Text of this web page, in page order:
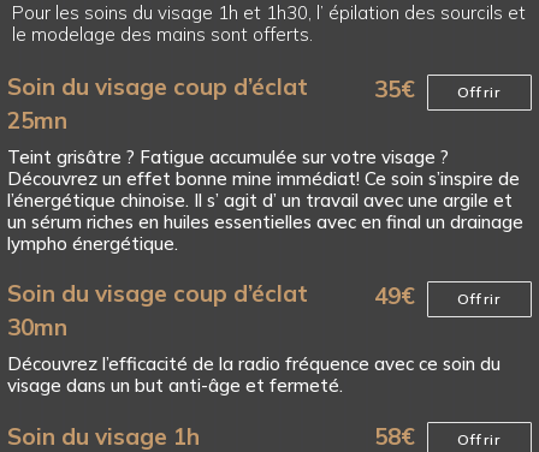
Pour les soins du visage 1h et 1h30, l’ épilation des sourcils et
le modelage des mains sont offerts.
Soin du visage coup d’éclat
25mn
35€ Offrir
Teint grisâtre ? Fatigue accumulée sur votre visage ?
Découvrez un effet bonne mine immédiat! Ce soin s’inspire de
l’énergétique chinoise. Il s’ agit d’ un travail avec une argile et
un sérum riches en huiles essentielles avec en final un drainage
lympho énergétique.
Soin du visage coup d’éclat
30mn
49€ Offrir
Découvrez l’efficacité de la radio fréquence avec ce soin du
visage dans un but anti-âge et fermeté.
Soin du visage 1h 58€ Offrir